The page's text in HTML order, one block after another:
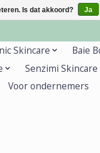
Skincare Baie
Senzimi Skincare
Voor ondernemers
Is dat akkoord? Ja